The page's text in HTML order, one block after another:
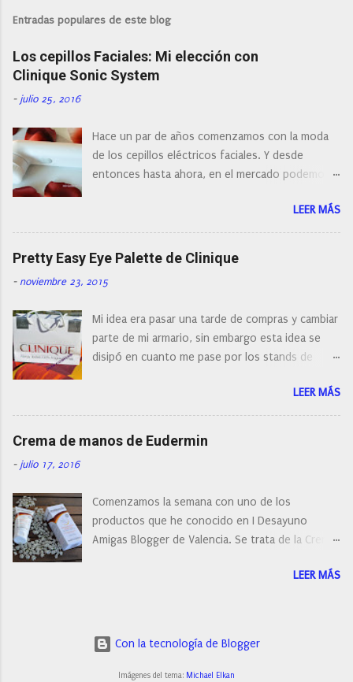
l
a
r
n
o
m
e
n
t
a
o
Entradas populares de este blog
Los cepillos Faciales: Mi elección con
Clinique Sonic System
- julio 25, 2016
Hace un par de años comenzamos con la moda
de los cepillos eléctricos faciales. Y desde
entonces hasta ahora, en el mercado podemos
con diferentes características, a pilas, a batería,
cepillos de rotación o de oscilación... y
naturalmente de todos los precios. Existe en la
actualidad tal variedad, que antes de hacer la
compra debemos de hacernos unas preguntas:
post os voy a dar mi opinión de porque elegí mi
cepillo facial de Clinique
LEER MÁS
Pretty Easy Eye Palette de Clinique
- noviembre 23, 2015
Mi idea era pasar una tarde de compras y cambiar
parte de mi armario, sin embargo esta idea se
disipó en cuanto me pase por los stands de
resistirse a esta paleta de colores de Clinique.
LEER MÁS
Crema de manos de Eudermin
- julio 17, 2016
Comenzamos la semana con uno de los
productos que he conocido en I Desayuno
Amigas Blogger de Valencia. Se trata de la Crema
manos para utilizar tanto en verano como en
LEER MÁS
Con la tecnología de Blogger
Imágenes del tema: Michael Elkan